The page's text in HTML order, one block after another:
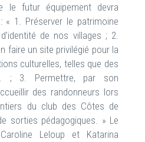
le futur équipement devra
1. Préserver le patrimoine
de nos villages ; 2.
faire un site privilégié pour la
culturelles, telles que des
; 3. Permettre, par son
des randonneurs lors
du club des Côtes de
sorties pédagogiques. » Le
Leloup et Katarina